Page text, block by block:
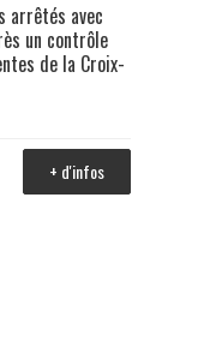
arrêtés avec
un contrôle
de la Croix-
+ d'infos